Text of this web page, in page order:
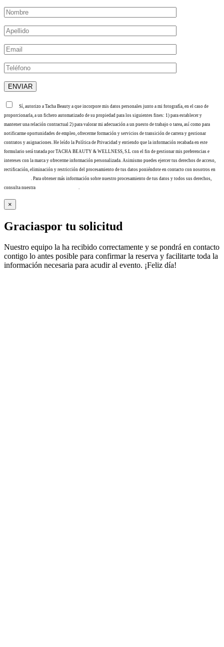
Sí, autorizo a Tacha Beauty a que incorpore mis datos personales junto a mi fotografía, en el caso de
proporcionarla, a un fichero automatizado de su propiedad para los siguientes fines: 1) para establecer y
mantener una relación contractual 2) para valorar mi adecuación a un puesto de trabajo o tarea, así como para
notificarme oportunidades de empleo, ofrecerme formación y servicios de transición de carrera y gestionar
contratos y asignaciones. He leído la Política de Privacidad y entiendo que la información recabada en este
formulario será tratada por TACHA BEAUTY & WELLNESS, S.L con el fin de gestionar mis preferencias e
intereses con la marca y ofrecerme información personalizada. Asimismo puedes ejercer tus derechos de acceso,
rectificación, eliminación y restricción del procesamiento de tus datos poniéndote en contacto con nosotros en
. Para obtener más información sobre nuestro procesamiento de tus datos y todos sus derechos,
consulta nuestra
×
Graciaspor tu solicitud
Nuestro equipo la ha recibido correctamente y se pondrá en contacto
contigo lo antes posible para confirmar la reserva y facilitarte toda la
información necesaria para acudir al evento. ¡Feliz día!